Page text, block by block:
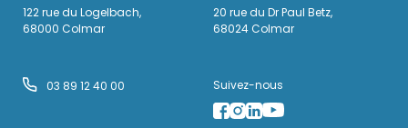
03 89 12 40 00 Suivez-nous
122 rue du Logelbach,
68000 Colmar
20 rue du Dr Paul Betz,
68024 Colmar